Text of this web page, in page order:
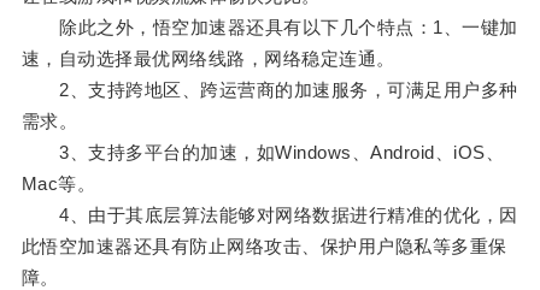
除此之外，悟空加速器还具有以下几个特点：1、一键加
速，自动选择最优网络线路，网络稳定连通。
2、支持跨地区、跨运营商的加速服务，可满足用户多种
需求。
3、支持多平台的加速，如Windows、Android、iOS、
Mac等。
4、由于其底层算法能够对网络数据进行精准的优化，因
此悟空加速器还具有防止网络攻击、保护用户隐私等多重保
障。